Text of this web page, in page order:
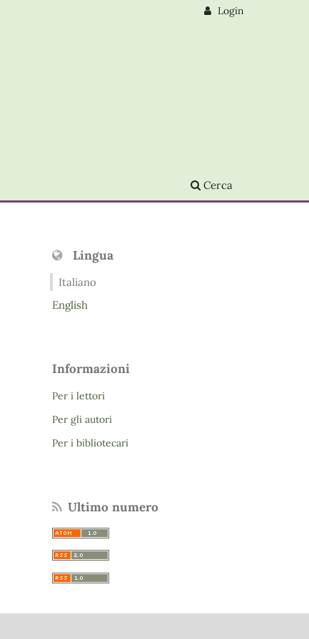
Cerca
Login
Lingua
Italiano
English
Informazioni
Per i lettori
Per gli autori
Per i bibliotecari
Ultimo numero